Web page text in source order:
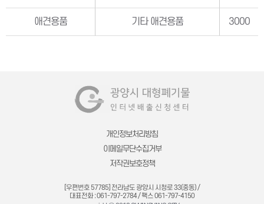
애견용품 기타 애견용품 3000
개인정보처리방침
이메일무단수집거부
저작권보호정책
[우편번호 57785] 전라남도 광양시 시청로 33(중동) /
대표전화 : 061-797-2784 / 팩스 061-797-4150